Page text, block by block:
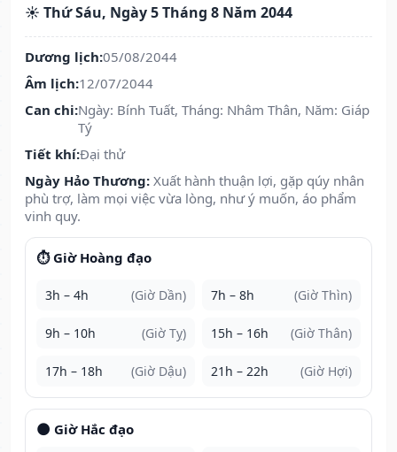
☀️ Thứ Sáu, Ngày 5 Tháng 8 Năm 2044
Dương lịch:05/08/2044
Âm lịch:12/07/2044
Can chi:Ngày: Bính Tuất, Tháng: Nhâm Thân, Năm: Giáp
Tý
Tiết khí:Đại thử
Ngày Hảo Thương: Xuất hành thuận lợi, gặp qúy nhân
phù trợ, làm mọi việc vừa lòng, như ý muốn, áo phẩm
vinh quy.
⏱️ Giờ Hoàng đạo
3h – 4h (Giờ Dần) 7h – 8h (Giờ Thìn)
9h – 10h (Giờ Tỵ) 15h – 16h (Giờ Thân)
17h – 18h (Giờ Dậu) 21h – 22h (Giờ Hợi)
🌑 Giờ Hắc đạo